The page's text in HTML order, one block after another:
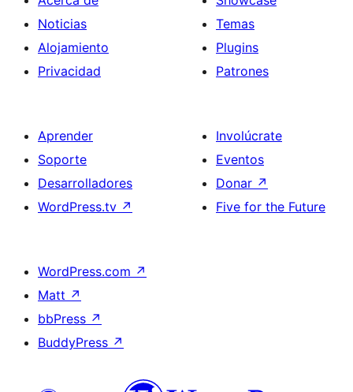
Noticias
Alojamiento
Privacidad
Temas
Plugins
Patrones
Aprender
Soporte
Desarrolladores
WordPress.tv ↗
Involúcrate
Eventos
Donar ↗
Five for the Future
WordPress.com ↗
Matt ↗
bbPress ↗
BuddyPress ↗